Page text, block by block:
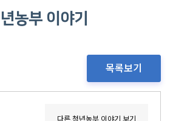
농부 이야기
목록보기
다른 청년농부 이야기 보기